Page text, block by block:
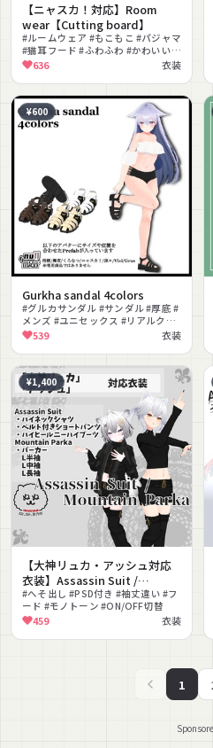
【ニャスカ！対応】Room
wear【Cutting board】
#ルームウェア #もこもこ #パジャマ
#猫耳フード #ふわふわ #かわいい #
カジュアル #リラックス #もふもふ
636 衣装
¥600
Gurkha sandal 4colors
#グルカサンダル #サンダル #厚底 #
メンズ #ユニセックス #リアルクロ
ーズ539 衣装
¥1,400
【大神リュカ・アッシュ対応
衣装】Assassin Suit /
Mountain Parka
#へそ出し #PSD付き #袖丈違い #フ
ード #モノトーン #ON/OFF切替
459 衣装
1